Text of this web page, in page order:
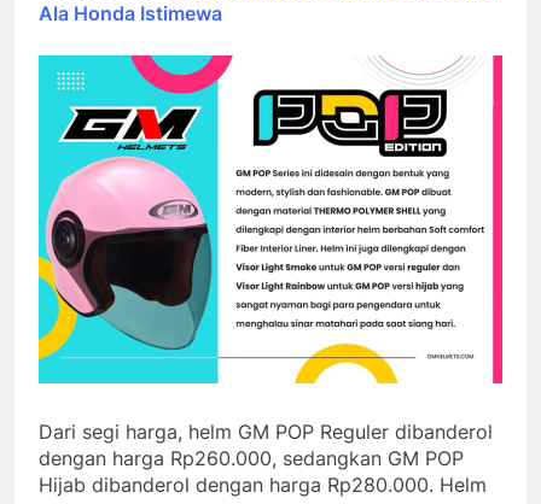
Ala Honda Istimewa
Dari segi harga, helm GM POP Reguler dibanderol
dengan harga Rp260.000, sedangkan GM POP
Hijab dibanderol dengan harga Rp280.000. Helm